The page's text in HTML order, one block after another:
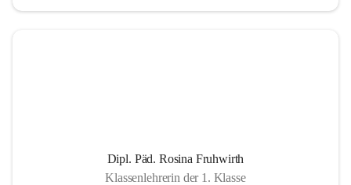
Dipl. Päd. Rosina Fruhwirth
Klassenlehrerin der 1. Klasse